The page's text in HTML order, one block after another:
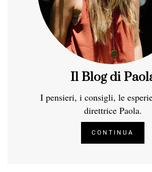
Il Blog di
I pensieri, i consigli, le
direttrice Paola.
CONTINUA